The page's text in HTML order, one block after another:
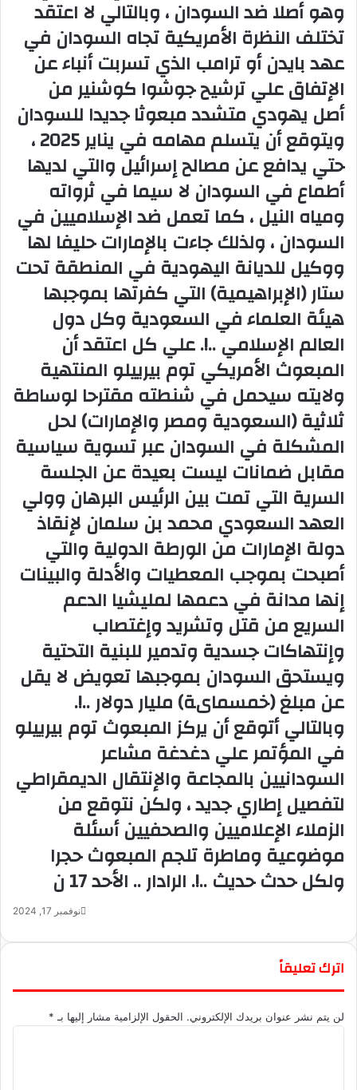
وهو أصلا ضد السودان ، وبالتالي لا اعتقد
تختلف النظرة الأمريكية تجاه السودان في
عهد بايدن أو ترامب الذي تسربت أنباء عن
الإتفاق علي ترشيح جوشوا كوشنير من
أصل يهودي متشدد مبعوثا جديدا للسودان
ويتوقع أن يتسلم مهامه في يناير 2025 ،
حتي يدافع عن مصالح إسرائيل والتي لديها
أطماع في السودان لا سيما في ثرواته
ومياه النيل ، كما تعمل ضد الإسلاميين في
السودان ، ولذلك جاءت بالإمارات حليفا لها
ووكيل للديانة اليهودية في المنطقة تحت
ستار (الإبراهيمية) التي كفرتها بموجبها
هيئة العلماء في السعودية وكل دول
العالم الإسلامي ..!. علي كل اعتقد أن
المبعوث الأمريكي توم بيرييلو المنتهية
ولايته سيحمل في شنطته مقترحا لوساطة
ثلاثية (السعودية ومصر والإمارات) لحل
المشكلة في السودان عبر تسوية سياسية
مقابل ضمانات ليست بعيدة عن الجلسة
السرية التي تمت بين الرئيس البرهان وولي
العهد السعودي محمد بن سلمان لإنقاذ
دولة الإمارات من الورطة الدولية والتي
أصبحت بموجب المعطيات والأدلة والبينات
إنها مدانة في دعمها لمليشيا الدعم
السريع من قتل وتشريد وإغتصاب
وإنتهاكات جسدية وتدمير للبنية التحتية
ويستحق السودان بموجبها تعويض لا يقل
عن مبلغ (خمسماىة) مليار دولار ..!.
وبالتالي أتوقع أن يركز المبعوث توم بيرييلو
في المؤتمر علي دغدغة مشاعر
السودانيين بالمجاعة والإنتقال الديمقراطي
لتفصيل إطاري جديد ، ولكن نتوقع من
الزملاء الإعلاميين والصحفيين أسئلة
موضوعية وماطرة تلجم المبعوث حجرا
ولكل حدث حديث ..!. الرادار .. الأحد 17 ن
نوفمبر 17, 2024
اترك تعليقاً
لن يتم نشر عنوان بريدك الإلكتروني. الحقول الإلزامية مشار إليها بـ *